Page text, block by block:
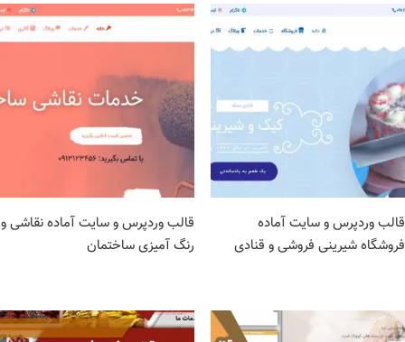
قالب وردپرس و سایت آماده
فروشگاه شیرینی فروشی و قنادی
قالب وردپرس و سایت آماده نقاشی و
رنگ آمیزی ساختمان